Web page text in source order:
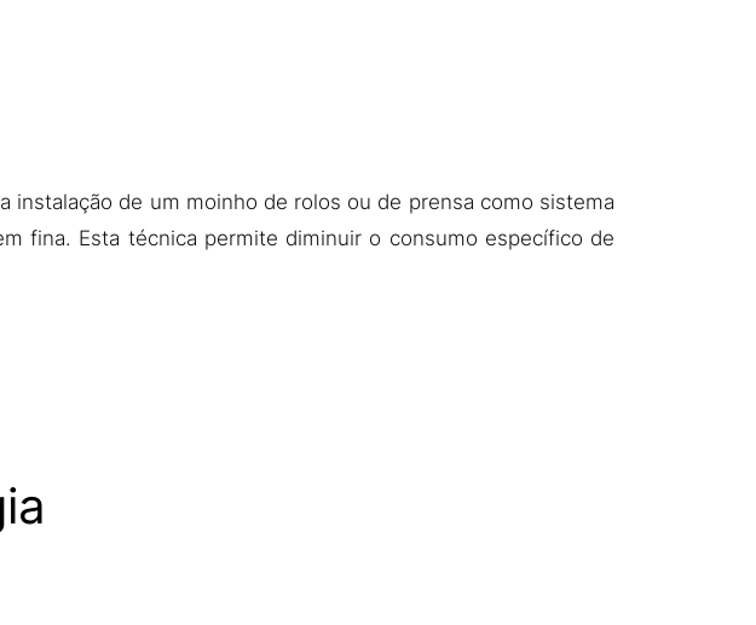
instalação de um moinho de rolos ou de prensa como sistema
fina. Esta técnica permite diminuir o consumo específico de